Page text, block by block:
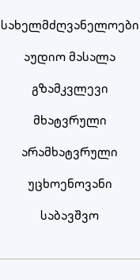
სახელმძღვანელოები
აუდიო მასალა
გზამკვლევი
მხატვრული
არამხატვრული
უცხოენოვანი
საბავშვო